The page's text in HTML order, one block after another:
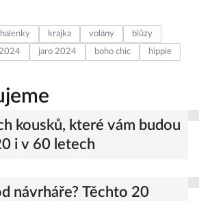
halenky krajka volány
blůzy
jaro 2024 boho chic hippie
kousků, které vám budou
i v 60 letech
návrháře? Těchto 20